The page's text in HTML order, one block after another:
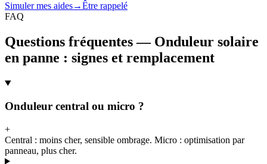
Simuler mes aides→Être rappelé
FAQ
Questions fréquentes — Onduleur solaire
en panne : signes et remplacement
Onduleur central ou micro ?
+
Central : moins cher, sensible ombrage. Micro : optimisation par
panneau, plus cher.